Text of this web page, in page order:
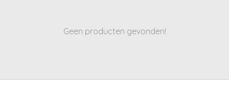
Geen producten gevonden!